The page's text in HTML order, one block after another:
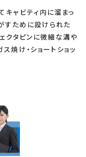
キャビティ内に溜まっ
すために設けられた
クタピンに微細な溝や
焼け・ショートショッ